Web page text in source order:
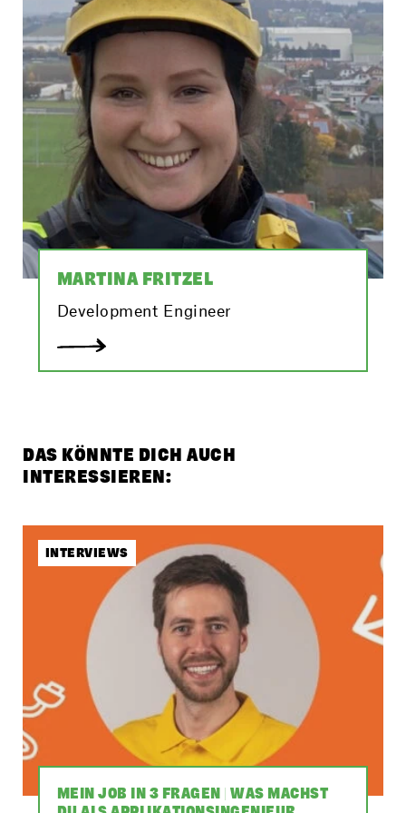
MARTINA FRITZEL
Development Engineer
DAS KÖNNTE DICH AUCH
INTERESSIEREN:
INTERVIEWS
MEIN JOB IN 3 FRAGEN | WAS MACHST